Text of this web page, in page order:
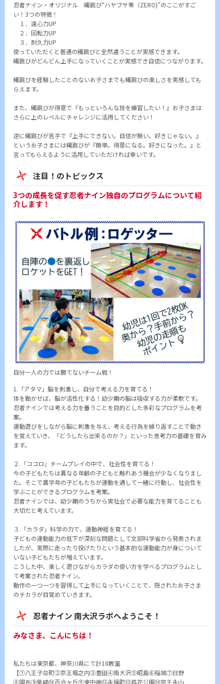
忍者ナイン・オリジナル 縄跳び“ハヤブサ零（ZERO)”のここがすご
い！3つの特徴！
１．遠心力UP
２．回転力UP
３．耐久力UP
使っていただくと普通の縄跳びと全然違うことが実感できます。
縄跳びがどんどん上手になっていくことが実感でき自信につながります。
縄跳びを経験したことのないお子さまでも縄跳びの楽しさを実感しても
らえます。
また、縄跳びが得意で『もっといろんな技を練習したい！』お子さまは
さらに上のレベルにチャレンジに活用してください！
逆に縄跳びが苦手で『上手にできない。自信が無い。好きじゃない。』
というお子さまには縄跳びが『簡単。得意になる。好きになった。』と
言ってもらえるように活用していただければ幸いです。
注目！のトピックス
3つの成長を促す忍者ナイン独自のプログラムについて紹
介します！
自分一人の力では勝てないチーム戦！
1.「アタマ」脳を刺激し、自分で考える力を育てる！
体を動かせば、脳が活性化する！幼少期の脳は吸収する力が柔軟です。
忍者ナインでは考える力を養うことを目的とした多彩なプログラムを考
案。
運動遊びをしながら脳に刺激を与え、考える行為を繰り返すことで動き
を覚えていき、「どうしたら出来るのか？」といった思考力の基礎を育み
ます。
２.「ココロ」チームプレイの中で、社会性を育てる！
今の子どもたちは異なる年齢の子どもと触れあう機会が少なくなりまし
た。そこで異学年の子どもたちが運動を通して一緒に行動し、社会性を
学ぶことができるプログラムを考案。
忍者ナインでは、幼少期のうちから実社会で必要な能力を育てることも
大切だと考えています。
３.「カラダ」科学の力で、運動神経を育てる！
子どもの運動能力の低下が深刻な問題として文部科学省から発表されま
したが、実際に走ったり投げたりという基本的な運動能力が身について
いない子どもたちが増えています。
こうした中、楽しく遊びながらカラダの使い方を学べるプログラムとし
て考案された忍者ナイン。
動作の一つ一つを習得して上手になっていくことで、隠されたお子さま
のチカラが目覚めていきます。
忍者ナイン 南大沢ラボへようこそ！
みなさま、こんにちは！
私たちは東京都、神奈川県にて計18教室
【①八王子台町②京王堀之内③豊田④南大沢⑤昭島⑥稲城⑦日野
⑧調布⑨柴崎⑩百合ヶ丘⑪東中神⑫永福町⑬芦花公園⑭京王永山